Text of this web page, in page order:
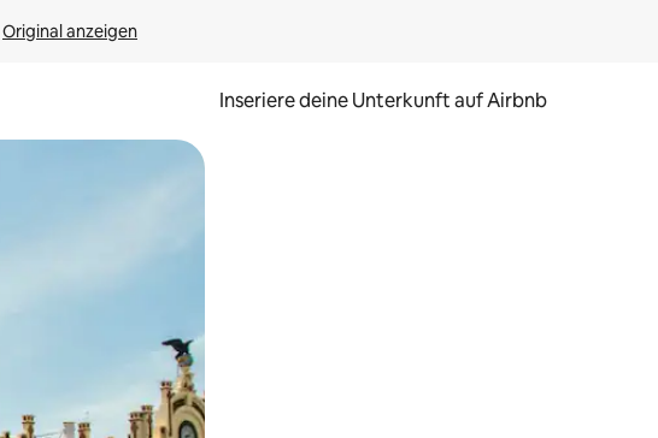
Original anzeigen
Inseriere deine Unterkunft auf Airbnb